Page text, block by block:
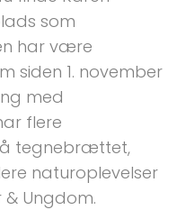
som
har være
siden 1. november
med
flere
tegnebrættet,
naturoplevelser
Ungdom.